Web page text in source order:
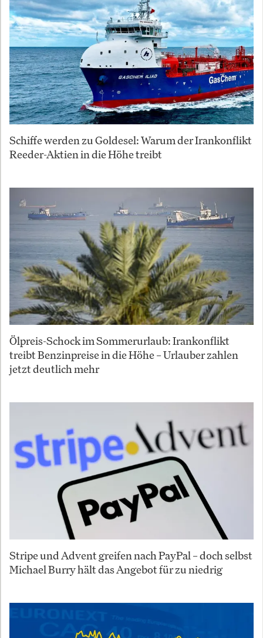
Schiffe werden zu Goldesel: Warum der Irankonflikt
Reeder-Aktien in die Höhe treibt
Ölpreis-Schock im Sommerurlaub: Irankonflikt
treibt Benzinpreise in die Höhe – Urlauber zahlen
jetzt deutlich mehr
Stripe und Advent greifen nach PayPal – doch selbst
Michael Burry hält das Angebot für zu niedrig